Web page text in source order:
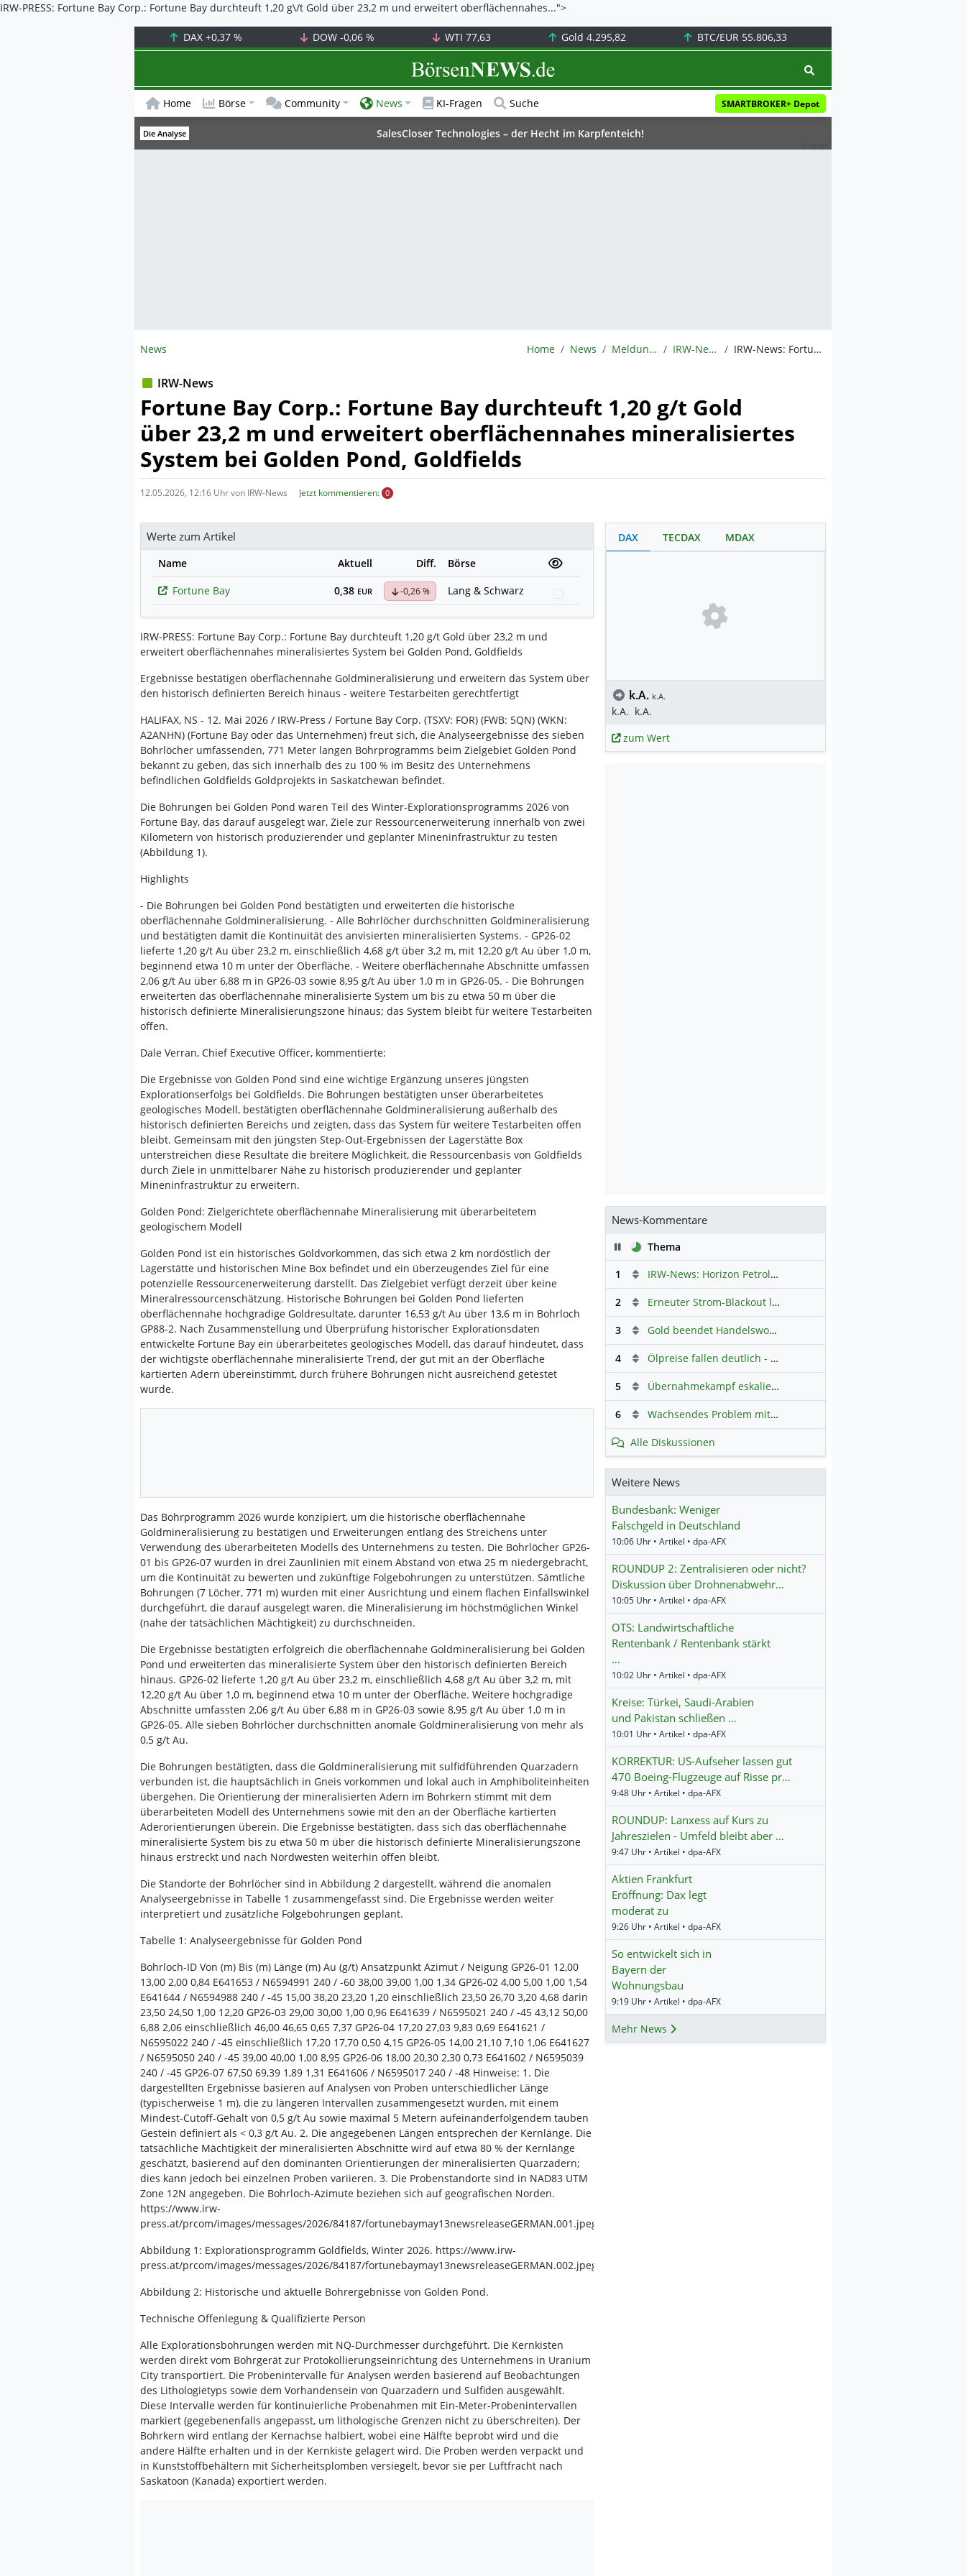
IRW-PRESS: Fortune Bay Corp.: Fortune Bay durchteuft 1,20 g\/t Gold über 23,2 m und erweitert oberflächennahes...">
DAX +0,37 % DOW-0,06 % WTI77,63 Gold4.295,82 BTC/EUR 55.806,33
BörsenNEWS.de
Home Börse Community News KI-Fragen Suche SMARTBROKER+ Depot
Die Analyse SalesCloser Technologies – der Hecht im Karpfenteich!
News BörsenNEWS.de
Home News Meldungen IRW-News IRW-News: Fortune Bay Corp.: Fortune Bay durchteuft 1,20 g/t Gold über 23,2 m und erweitert oberflächennahes mineralisiertes System bei Golden Pond, Goldfields
IRW-News
Fortune Bay Corp.: Fortune Bay durchteuft 1,20 g/t Gold
über 23,2 m und erweitert oberflächennahes mineralisiertes
System bei Golden Pond, Goldfields
12.05.2026, 12:16 Uhr von IRW-News Jetzt kommentieren: 0
Werte zum Artikel
Name Aktuell Diff.
Börse
Fortune Bay
0,38 EUR -0,26 % Lang & Schwarz
IRW-PRESS: Fortune Bay Corp.: Fortune Bay durchteuft 1,20 g/t Gold über 23,2 m und
erweitert oberflächennahes mineralisiertes System bei Golden Pond, Goldfields
Ergebnisse bestätigen oberflächennahe Goldmineralisierung und erweitern das System über
den historisch definierten Bereich hinaus - weitere Testarbeiten gerechtfertigt
HALIFAX, NS - 12. Mai 2026 / IRW-Press / Fortune Bay Corp. (TSXV: FOR) (FWB: 5QN) (WKN:
A2ANHN) (Fortune Bay oder das Unternehmen) freut sich, die Analyseergebnisse des sieben
Bohrlöcher umfassenden, 771 Meter langen Bohrprogramms beim Zielgebiet Golden Pond
bekannt zu geben, das sich innerhalb des zu 100 % im Besitz des Unternehmens
befindlichen Goldfields Goldprojekts in Saskatchewan befindet.
Die Bohrungen bei Golden Pond waren Teil des Winter-Explorationsprogramms 2026 von
Fortune Bay, das darauf ausgelegt war, Ziele zur Ressourcenerweiterung innerhalb von zwei
Kilometern von historisch produzierender und geplanter Mineninfrastruktur zu testen
(Abbildung 1).
Highlights
- Die Bohrungen bei Golden Pond bestätigten und erweiterten die historische
oberflächennahe Goldmineralisierung. - Alle Bohrlöcher durchschnitten Goldmineralisierung
und bestätigten damit die Kontinuität des anvisierten mineralisierten Systems. - GP26-02
lieferte 1,20 g/t Au über 23,2 m, einschließlich 4,68 g/t über 3,2 m, mit 12,20 g/t Au über 1,0 m,
beginnend etwa 10 m unter der Oberfläche. - Weitere oberflächennahe Abschnitte umfassen
2,06 g/t Au über 6,88 m in GP26-03 sowie 8,95 g/t Au über 1,0 m in GP26-05. - Die Bohrungen
erweiterten das oberflächennahe mineralisierte System um bis zu etwa 50 m über die
historisch definierte Mineralisierungszone hinaus; das System bleibt für weitere Testarbeiten
offen.
Dale Verran, Chief Executive Officer, kommentierte:
Die Ergebnisse von Golden Pond sind eine wichtige Ergänzung unseres jüngsten
Explorationserfolgs bei Goldfields. Die Bohrungen bestätigten unser überarbeitetes
geologisches Modell, bestätigten oberflächennahe Goldmineralisierung außerhalb des
historisch definierten Bereichs und zeigten, dass das System für weitere Testarbeiten offen
bleibt. Gemeinsam mit den jüngsten Step-Out-Ergebnissen der Lagerstätte Box
unterstreichen diese Resultate die breitere Möglichkeit, die Ressourcenbasis von Goldfields
durch Ziele in unmittelbarer Nähe zu historisch produzierender und geplanter
Mineninfrastruktur zu erweitern.
Golden Pond: Zielgerichtete oberflächennahe Mineralisierung mit überarbeitetem
geologischem Modell
Golden Pond ist ein historisches Goldvorkommen, das sich etwa 2 km nordöstlich der
Lagerstätte und historischen Mine Box befindet und ein überzeugendes Ziel für eine
potenzielle Ressourcenerweiterung darstellt. Das Zielgebiet verfügt derzeit über keine
Mineralressourcenschätzung. Historische Bohrungen bei Golden Pond lieferten
oberflächennahe hochgradige Goldresultate, darunter 16,53 g/t Au über 13,6 m in Bohrloch
GP88-2. Nach Zusammenstellung und Überprüfung historischer Explorationsdaten
entwickelte Fortune Bay ein überarbeitetes geologisches Modell, das darauf hindeutet, dass
der wichtigste oberflächennahe mineralisierte Trend, der gut mit an der Oberfläche
kartierten Adern übereinstimmt, durch frühere Bohrungen nicht ausreichend getestet
wurde.
Das Bohrprogramm 2026 wurde konzipiert, um die historische oberflächennahe
Goldmineralisierung zu bestätigen und Erweiterungen entlang des Streichens unter
Verwendung des überarbeiteten Modells des Unternehmens zu testen. Die Bohrlöcher GP26-
01 bis GP26-07 wurden in drei Zaunlinien mit einem Abstand von etwa 25 m niedergebracht,
um die Kontinuität zu bewerten und zukünftige Folgebohrungen zu unterstützen. Sämtliche
Bohrungen (7 Löcher, 771 m) wurden mit einer Ausrichtung und einem flachen Einfallswinkel
durchgeführt, die darauf ausgelegt waren, die Mineralisierung im höchstmöglichen Winkel
(nahe der tatsächlichen Mächtigkeit) zu durchschneiden.
Die Ergebnisse bestätigten erfolgreich die oberflächennahe Goldmineralisierung bei Golden
Pond und erweiterten das mineralisierte System über den historisch definierten Bereich
hinaus. GP26-02 lieferte 1,20 g/t Au über 23,2 m, einschließlich 4,68 g/t Au über 3,2 m, mit
12,20 g/t Au über 1,0 m, beginnend etwa 10 m unter der Oberfläche. Weitere hochgradige
Abschnitte umfassten 2,06 g/t Au über 6,88 m in GP26-03 sowie 8,95 g/t Au über 1,0 m in
GP26-05. Alle sieben Bohrlöcher durchschnitten anomale Goldmineralisierung von mehr als
0,5 g/t Au.
Die Bohrungen bestätigten, dass die Goldmineralisierung mit sulfidführenden Quarzadern
verbunden ist, die hauptsächlich in Gneis vorkommen und lokal auch in Amphiboliteinheiten
übergehen. Die Orientierung der mineralisierten Adern im Bohrkern stimmt mit dem
überarbeiteten Modell des Unternehmens sowie mit den an der Oberfläche kartierten
Aderorientierungen überein. Die Ergebnisse bestätigten, dass sich das oberflächennahe
mineralisierte System bis zu etwa 50 m über die historisch definierte Mineralisierungszone
hinaus erstreckt und nach Nordwesten weiterhin offen bleibt.
Die Standorte der Bohrlöcher sind in Abbildung 2 dargestellt, während die anomalen
Analyseergebnisse in Tabelle 1 zusammengefasst sind. Die Ergebnisse werden weiter
interpretiert und zusätzliche Folgebohrungen geplant.
Tabelle 1: Analyseergebnisse für Golden Pond
Bohrloch-ID Von (m) Bis (m) Länge (m) Au (g/t) Ansatzpunkt Azimut / Neigung GP26-01 12,00
13,00 2,00 0,84 E641653 / N6594991 240 / -60 38,00 39,00 1,00 1,34 GP26-02 4,00 5,00 1,00 1,54
E641644 / N6594988 240 / -45 15,00 38,20 23,20 1,20 einschließlich 23,50 26,70 3,20 4,68 darin
23,50 24,50 1,00 12,20 GP26-03 29,00 30,00 1,00 0,96 E641639 / N6595021 240 / -45 43,12 50,00
6,88 2,06 einschließlich 46,00 46,65 0,65 7,37 GP26-04 17,20 27,03 9,83 0,69 E641621 /
N6595022 240 / -45 einschließlich 17,20 17,70 0,50 4,15 GP26-05 14,00 21,10 7,10 1,06 E641627
/ N6595050 240 / -45 39,00 40,00 1,00 8,95 GP26-06 18,00 20,30 2,30 0,73 E641602 / N6595039
240 / -45 GP26-07 67,50 69,39 1,89 1,31 E641606 / N6595017 240 / -48 Hinweise: 1. Die
dargestellten Ergebnisse basieren auf Analysen von Proben unterschiedlicher Länge
(typischerweise 1 m), die zu längeren Intervallen zusammengesetzt wurden, mit einem
Mindest-Cutoff-Gehalt von 0,5 g/t Au sowie maximal 5 Metern aufeinanderfolgendem tauben
Gestein definiert als < 0,3 g/t Au. 2. Die angegebenen Längen entsprechen der Kernlänge. Die
tatsächliche Mächtigkeit der mineralisierten Abschnitte wird auf etwa 80 % der Kernlänge
geschätzt, basierend auf den dominanten Orientierungen der mineralisierten Quarzadern;
dies kann jedoch bei einzelnen Proben variieren. 3. Die Probenstandorte sind in NAD83 UTM
Zone 12N angegeben. Die Bohrloch-Azimute beziehen sich auf geografischen Norden.
https://www.irw-
press.at/prcom/images/messages/2026/84187/fortunebaymay13newsreleaseGERMAN.001.jpeg
Abbildung 1: Explorationsprogramm Goldfields, Winter 2026. https://www.irw-
press.at/prcom/images/messages/2026/84187/fortunebaymay13newsreleaseGERMAN.002.jpeg
Abbildung 2: Historische und aktuelle Bohrergebnisse von Golden Pond.
Technische Offenlegung & Qualifizierte Person
Alle Explorationsbohrungen werden mit NQ-Durchmesser durchgeführt. Die Kernkisten
werden direkt vom Bohrgerät zur Protokollierungseinrichtung des Unternehmens in Uranium
City transportiert. Die Probenintervalle für Analysen werden basierend auf Beobachtungen
des Lithologietyps sowie dem Vorhandensein von Quarzadern und Sulfiden ausgewählt.
Diese Intervalle werden für kontinuierliche Probenahmen mit Ein-Meter-Probenintervallen
markiert (gegebenenfalls angepasst, um lithologische Grenzen nicht zu überschreiten). Der
Bohrkern wird entlang der Kernachse halbiert, wobei eine Hälfte beprobt wird und die
andere Hälfte erhalten und in der Kernkiste gelagert wird. Die Proben werden verpackt und
in Kunststoffbehältern mit Sicherheitsplomben versiegelt, bevor sie per Luftfracht nach
Saskatoon (Kanada) exportiert werden.
DAX TECDAX MDAX
k.A. k.A.
k.A. k.A.
zum Wert
News-Kommentare
PauseThema
1
IRW-News: Horizon Petroleum Ltd. : Horizon Petroleum beginnt mit der Testförderung im Projekt Lachowice in Polen und schließt die Platzierung einer überzeichneten Wandelanleihe ab
2 Erneuter Strom-Blackout legt ganz Kuba lahm
3 Gold beendet Handelswoche mit Knall: Barrick Mining – Ist diese Aktie wieder ein Kauf?
4 Ölpreise fallen deutlich - Fortschritte zwischen USA und Iran belasten
5 Übernahmekampf eskaliert: Wird die Commerzbank italienisch?
6 Wachsendes Problem mit kriminellen Kunden im Online-Handel
Alle Diskussionen
Weitere News
Bundesbank: Weniger
Falschgeld in Deutschland
10:06 Uhr • Artikel • dpa-AFX
ROUNDUP 2: Zentralisieren oder nicht?
Diskussion über Drohnenabwehr…
10:05 Uhr • Artikel • dpa-AFX
OTS: Landwirtschaftliche
Rentenbank / Rentenbank stärkt
…
10:02 Uhr • Artikel • dpa-AFX
Kreise: Türkei, Saudi-Arabien
und Pakistan schließen …
10:01 Uhr • Artikel • dpa-AFX
KORREKTUR: US-Aufseher lassen gut
470 Boeing-Flugzeuge auf Risse pr…
9:48 Uhr • Artikel • dpa-AFX
ROUNDUP: Lanxess auf Kurs zu
Jahreszielen - Umfeld bleibt aber …
9:47 Uhr • Artikel • dpa-AFX
Aktien Frankfurt
Eröffnung: Dax legt
moderat zu
9:26 Uhr • Artikel • dpa-AFX
So entwickelt sich in
Bayern der
Wohnungsbau
9:19 Uhr • Artikel • dpa-AFX
Mehr News